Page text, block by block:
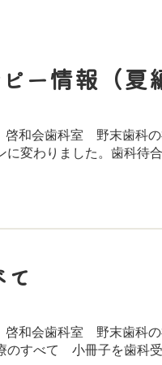
ー情報（夏
会歯科室 野末歯科の
変わりました。歯科待
て
会歯科室 野末歯科の
のすべて 小冊子を歯科